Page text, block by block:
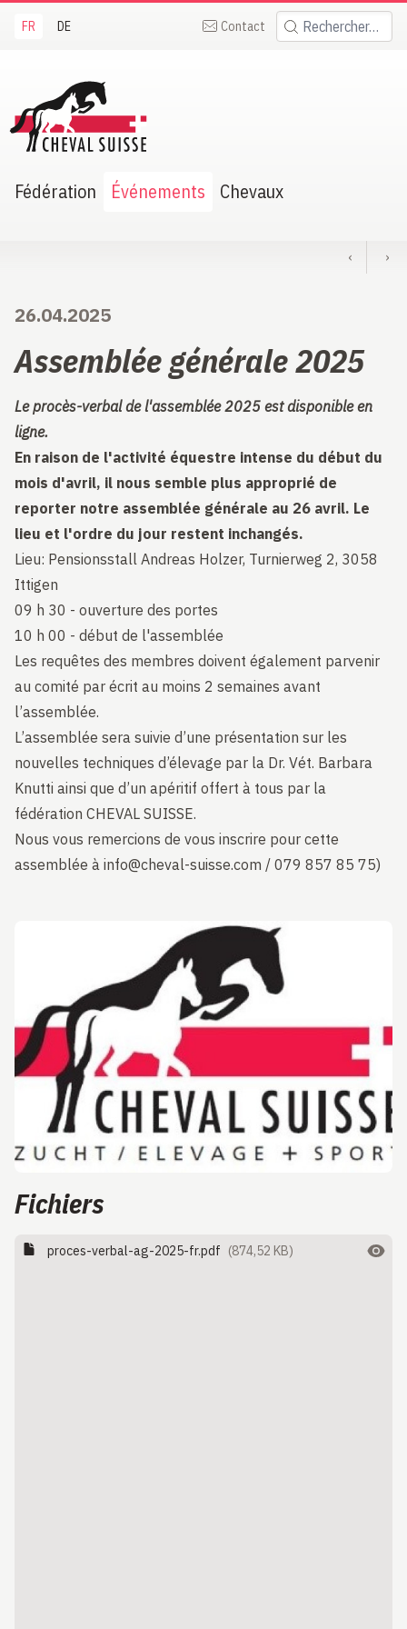
FR DE Contact Rechercher:
Suisse
Fédération Événements Chevaux
‹ ›
26.04.2025
Assemblée générale 2025
Le procès-verbal de l'assemblée 2025 est disponible en
ligne.
En raison de l'activité équestre intense du début du
mois d'avril, il nous semble plus approprié de
reporter notre assemblée générale au 26 avril. Le
lieu et l'ordre du jour restent inchangés.
Lieu: Pensionsstall Andreas Holzer, Turnierweg 2, 3058
Ittigen
09 h 30 - ouverture des portes
10 h 00 - début de l'assemblée
Les requêtes des membres doivent également parvenir
au comité par écrit au moins 2 semaines avant
l’assemblée.
L’assemblée sera suivie d’une présentation sur les
nouvelles techniques d’élevage par la Dr. Vét. Barbara
Knutti ainsi que d’un apéritif offert à tous par la
fédération CHEVAL SUISSE.
Nous vous remercions de vous inscrire pour cette
assemblée à info@cheval-suisse.com / 079 857 85 75)
Fichiers
proces-verbal-ag-2025-fr.pdf (874,52 KB)